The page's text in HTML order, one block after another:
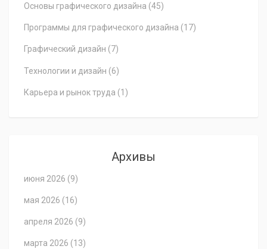
Основы графического дизайна (45)
Программы для графического дизайна (17)
Графический дизайн (7)
Технологии и дизайн (6)
Карьера и рынок труда (1)
Архивы
июня 2026 (9)
мая 2026 (16)
апреля 2026 (9)
марта 2026 (13)